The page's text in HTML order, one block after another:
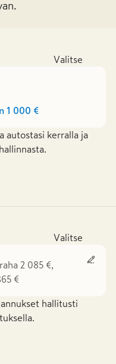
Valitse
1 000 €
autostasi kerralla ja
Valitse
2 085 €,
€
hallitusti